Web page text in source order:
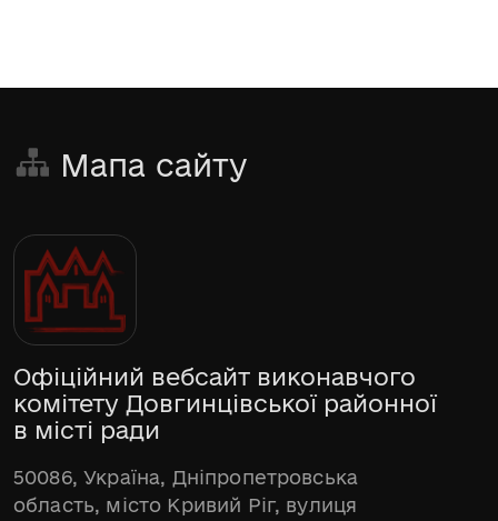
Мапа сайту
Офіційний вебсайт виконавчого
комітету Довгинцівської районної
в місті ради
50086, Україна, Дніпропетровська
область, місто Кривий Ріг, вулиця